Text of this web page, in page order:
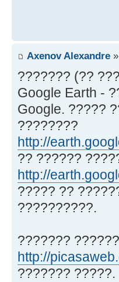
Axenov Alexandre
??????? (??
Google Earth -
Google. ?????
????????
http://
?? ??????
http://
????? ??
??????????.
???????
http://
??????? ?????.